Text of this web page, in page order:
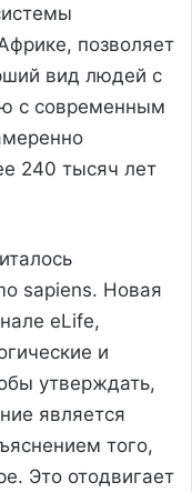
позволяет
вид людей с
с современным
240 тысяч лет
sapiens. Новая
eLife,
и
утверждать,
является
того,
Это отодвигает